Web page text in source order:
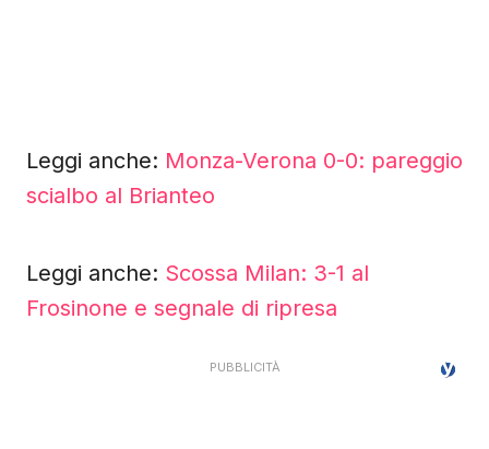
Leggi anche: Monza-Verona 0-0: pareggio
scialbo al Brianteo
Leggi anche: Scossa Milan: 3-1 al
Frosinone e segnale di ripresa